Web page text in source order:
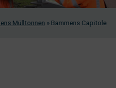
Mülltonnen » Bammens Capitole